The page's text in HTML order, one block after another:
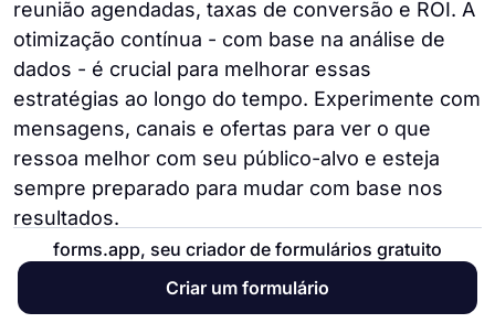
reunião agendadas, taxas de conversão e ROI. A
otimização contínua - com base na análise de
dados - é crucial para melhorar essas
estratégias ao longo do tempo. Experimente com
mensagens, canais e ofertas para ver o que
ressoa melhor com seu público-alvo e esteja
sempre preparado para mudar com base nos
resultados.
Estratégias de marketing de saída para B2B SaaS
requerem a combinação de técnicas tradicionais
forms.app, seu criador de formulários gratuito
Criar um formulário